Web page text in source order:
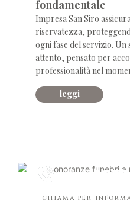
fondamentale
Impresa San Siro
riservatezza,
ogni fase del servizio.
attento, pensato per
professionalità nel
leggi
chiama per